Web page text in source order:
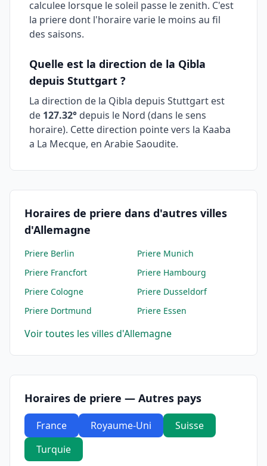
calculee lorsque le soleil passe le zenith. C'est
la priere dont l'horaire varie le moins au fil
des saisons.
Quelle est la direction de la Qibla
depuis Stuttgart ?
La direction de la Qibla depuis Stuttgart est
de 127.32° depuis le Nord (dans le sens
horaire). Cette direction pointe vers la Kaaba
a La Mecque, en Arabie Saoudite.
Horaires de priere dans d'autres villes
d'Allemagne
Priere Berlin Priere Munich
Priere Francfort Priere Hambourg
Priere Cologne Priere Dusseldorf
Priere Dortmund Priere Essen
Voir toutes les villes d'Allemagne
Horaires de priere — Autres pays
France Royaume-Uni
Suisse
Turquie